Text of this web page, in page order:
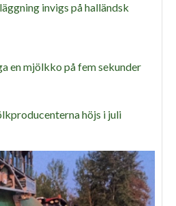
invigs på halländsk
en mjölkko på fem sekunder
höjs i juli